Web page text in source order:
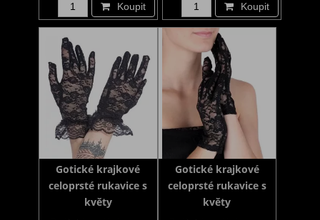
Koupit Koupit
Gotické krajkové
celoprsté rukavice s
květy
Gotické krajkové
celoprsté rukavice s
květy